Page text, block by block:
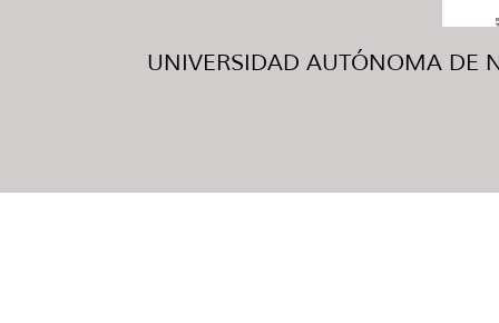
UNIVERSIDAD AUTÓNOMA DE